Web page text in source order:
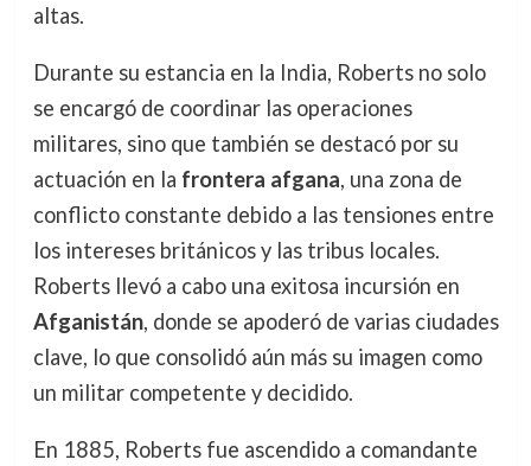
altas.
Durante su estancia en la India, Roberts no solo
se encargó de coordinar las operaciones
militares, sino que también se destacó por su
actuación en la frontera afgana, una zona de
conflicto constante debido a las tensiones entre
los intereses británicos y las tribus locales.
Roberts llevó a cabo una exitosa incursión en
Afganistán, donde se apoderó de varias ciudades
clave, lo que consolidó aún más su imagen como
un militar competente y decidido.
En 1885, Roberts fue ascendido a comandante